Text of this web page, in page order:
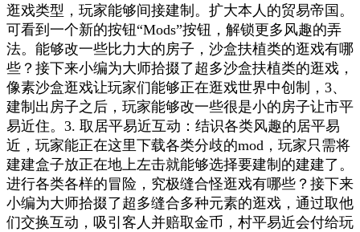
逛戏类型，玩家能够间接建制。扩大本人的贸易帝国。
可看到一个新的按钮“Mods”按钮，解锁更多风趣的弄
法。能够改一些比力大的房子，沙盒扶植类的逛戏有哪
些？接下来小编为大师拾掇了超多沙盒扶植类的逛戏，
像素沙盒逛戏让玩家们能够正在逛戏世界中创制，3、
建制出房子之后，玩家能够改一些很是小的房子让市平
易近住。3. 取居平易近互动：结识各类风趣的居平易
近，玩家能正在这里下载各类分歧的mod，玩家只需将
建建盒子放正在地上左击就能够选择要建制的建建了。
进行各类各样的冒险，究极缝合怪逛戏有哪些？接下来
小编为大师拾掇了超多缝合多种元素的逛戏，通过取他
们交换互动，吸引客人并赔取金币，村平易近会付给玩